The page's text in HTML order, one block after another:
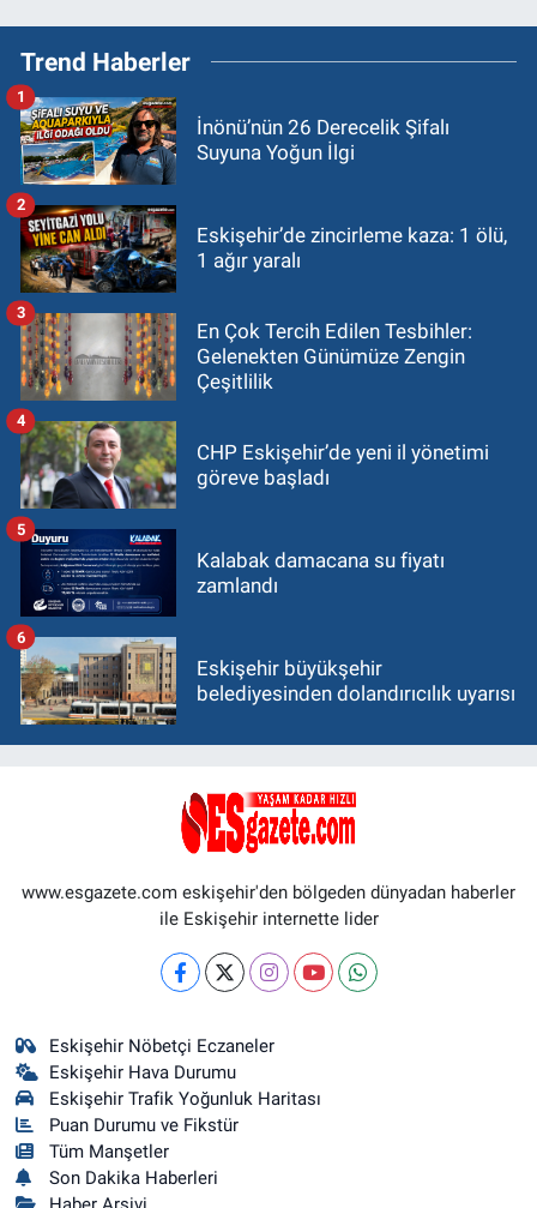
Trend Haberler
İnönü’nün 26 Derecelik Şifalı
Suyuna Yoğun İlgi
1
Eskişehir’de zincirleme kaza: 1 ölü,
1 ağır yaralı
2
En Çok Tercih Edilen Tesbihler:
Gelenekten Günümüze Zengin
Çeşitlilik
3
CHP Eskişehir’de yeni il yönetimi
göreve başladı
4
Kalabak damacana su fiyatı
zamlandı
5
Eskişehir büyükşehir
belediyesinden dolandırıcılık uyarısı
6
www.esgazete.com eskişehir'den bölgeden dünyadan haberler
ile Eskişehir internette lider
Eskişehir Nöbetçi Eczaneler
Eskişehir Hava Durumu
Eskişehir Trafik Yoğunluk Haritası
Puan Durumu ve Fikstür
Tüm Manşetler
Son Dakika Haberleri